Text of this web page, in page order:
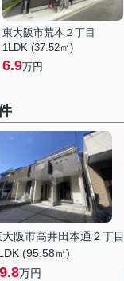
東大阪市荒本２丁目
1LDK (37.52㎡)
6.9万円
大阪市高井田本通２丁目
(95.58㎡)
万円